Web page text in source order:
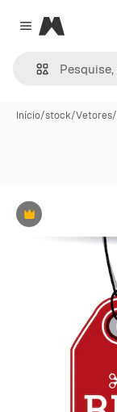
Close menu
Magnific
Início/stock/Vetores/
Premium